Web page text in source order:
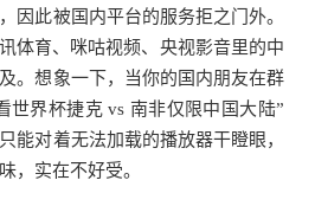
因此被国内平台的服务拒之门外。
体育、咪咕视频、央视影音里的中
。想象一下，当你的国内朋友在群
世界杯捷克 vs 南非仅限中国大陆”
能对着无法加载的播放器干瞪眼，
，实在不好受。